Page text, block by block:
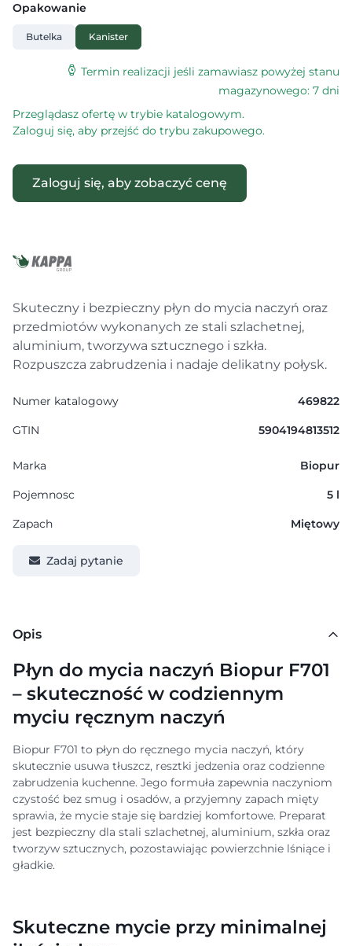
Opakowanie
Butelka Kanister
Termin realizacji jeśli zamawiasz powyżej stanu
magazynowego: 7 dni
Przeglądasz ofertę w trybie katalogowym.
Zaloguj się, aby przejść do trybu zakupowego.
Zaloguj się, aby zobaczyć cenę
Skuteczny i bezpieczny płyn do mycia naczyń oraz
przedmiotów wykonanych ze stali szlachetnej,
aluminium, tworzywa sztucznego i szkła.
Rozpuszcza zabrudzenia i nadaje delikatny połysk.
Numer katalogowy 469822
GTIN 5904194813512
Marka Biopur
Pojemnosc 5 l
Zapach Miętowy
Zadaj pytanie
Opis
Płyn do mycia naczyń Biopur F701
– skuteczność w codziennym
myciu ręcznym naczyń
Biopur F701 to płyn do ręcznego mycia naczyń, który
skutecznie usuwa tłuszcz, resztki jedzenia oraz codzienne
zabrudzenia kuchenne. Jego formuła zapewnia naczyniom
czystość bez smug i osadów, a przyjemny zapach mięty
sprawia, że mycie staje się bardziej komfortowe. Preparat
jest bezpieczny dla stali szlachetnej, aluminium, szkła oraz
tworzyw sztucznych, pozostawiając powierzchnie lśniące i
gładkie.
Skuteczne mycie przy minimalnej